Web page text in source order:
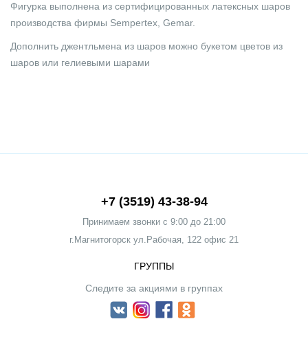
Фигурка выполнена из сертифицированных латексных шаров
производства фирмы Sempertex, Gemar.
Дополнить джентльмена из шаров можно букетом цветов из
шаров или гелиевыми шарами
+7 (3519) 43-38-94
Принимаем звонки c 9:00 до 21:00
г.Магнитогорск ул.Рабочая, 122 офис 21
ГРУППЫ
Следите за акциями в группах